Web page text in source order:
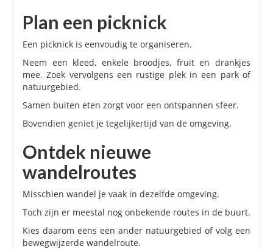
Plan een picknick
Een picknick is eenvoudig te organiseren.
Neem een kleed, enkele broodjes, fruit en drankjes
mee. Zoek vervolgens een rustige plek in een park of
natuurgebied.
Samen buiten eten zorgt voor een ontspannen sfeer.
Bovendien geniet je tegelijkertijd van de omgeving.
Ontdek nieuwe
wandelroutes
Misschien wandel je vaak in dezelfde omgeving.
Toch zijn er meestal nog onbekende routes in de buurt.
Kies daarom eens een ander natuurgebied of volg een
bewegwijzerde wandelroute.